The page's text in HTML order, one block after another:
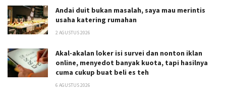
Andai duit bukan masalah, saya mau merintis
usaha katering rumahan
2 AGUSTUS 2026
Akal-akalan loker isi survei dan nonton iklan
online, menyedot banyak kuota, tapi hasilnya
cuma cukup buat beli es teh
6 AGUSTUS 2026